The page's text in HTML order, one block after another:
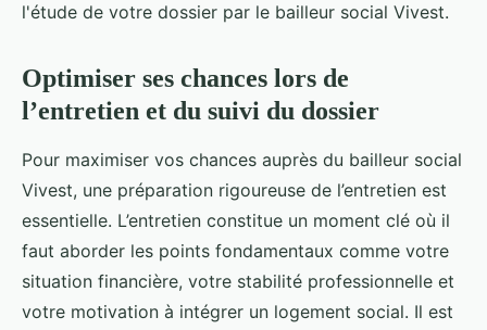
l'étude de votre dossier par le bailleur social Vivest.
Optimiser ses chances lors de
l’entretien et du suivi du dossier
Pour maximiser vos chances auprès du bailleur social
Vivest, une préparation rigoureuse de l’entretien est
essentielle. L’entretien constitue un moment clé où il
faut aborder les points fondamentaux comme votre
situation financière, votre stabilité professionnelle et
votre motivation à intégrer un logement social. Il est